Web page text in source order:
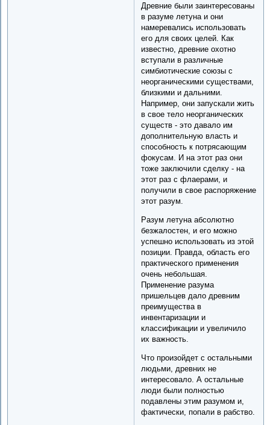
Древние были заинтересованы
в разуме летуна и они
намеревались использовать
его для своих целей. Как
известно, древние охотно
вступали в различные
симбиотические союзы с
неорганическими существами,
близкими и дальними.
Например, они запускали жить
в свое тело неорганических
существ - это давало им
дополнительную власть и
способность к потрясающим
фокусам. И на этот раз они
тоже заключили сделку - на
этот раз с флаерами, и
получили в свое распоряжение
этот разум.
Разум летуна абсолютно
безжалостен, и его можно
успешно использовать из этой
позиции. Правда, область его
практического применения
очень небольшая.
Применение разума
пришельцев дало древним
преимущества в
инвентаризации и
классификации и увеличило
их важность.
Что произойдет с остальными
людьми, древних не
интересовало. А остальные
люди были полностью
подавлены этим разумом и,
фактически, попали в рабство.